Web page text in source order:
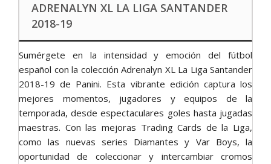
ADRENALYN XL LA LIGA SANTANDER
2018-19
Sumérgete en la intensidad y emoción del fútbol
español con la colección Adrenalyn XL La Liga Santander
2018-19 de Panini. Esta vibrante edición captura los
mejores momentos, jugadores y equipos de la
temporada, desde espectaculares goles hasta jugadas
maestras. Con las mejoras Trading Cards de la Liga,
como las nuevas series Diamantes y Var Boys, la
oportunidad de coleccionar y intercambiar cromos